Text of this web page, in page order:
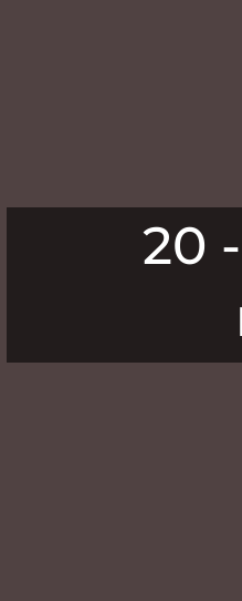
20